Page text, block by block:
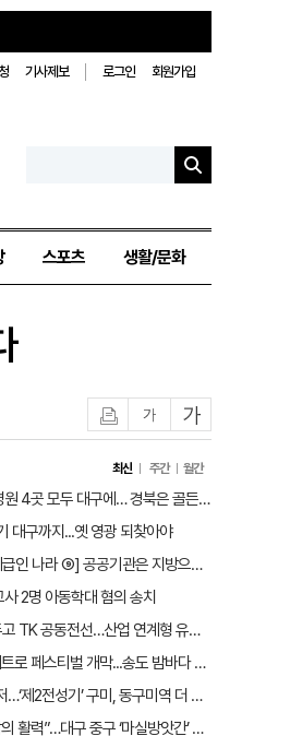
기사제보 로그인 회원가입
스포츠 생활/문화
글자작게글자크게
최신 주간 월간
뇌졸중 전문 상급종합병원 4곳 모두 대구에… 경북은 골든타임 사각지대
대구까지...옛 영광 되찾아야
[특별기획-사는 곳이 계급인 나라 ⑨] 공공기관은 지방으로 왔지만, 그들이 사는 곳은 서울이었다
2명 아동학대 혐의 송치
2차 공공기관 이전 앞두고 TK 공동전선…산업 연계형 유치 승부수
2026 포항 송도비치 레트로 페스티벌 개막...송도 밤바다 달군 레트로 열기
공항 늦어져도 길은 먼저…‘제2전성기’ 구미, 동구미역 더 절실
“참기름 짜며 되찾은 삶의 활력”…대구 중구 ‘마실방앗간’ 어르신들의 인생 2막